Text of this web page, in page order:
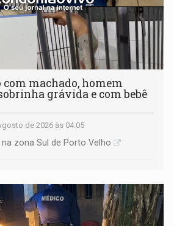
com machado, homem
grávida e com bebê
de 2026 às 04:05
zona Sul de Porto Velho